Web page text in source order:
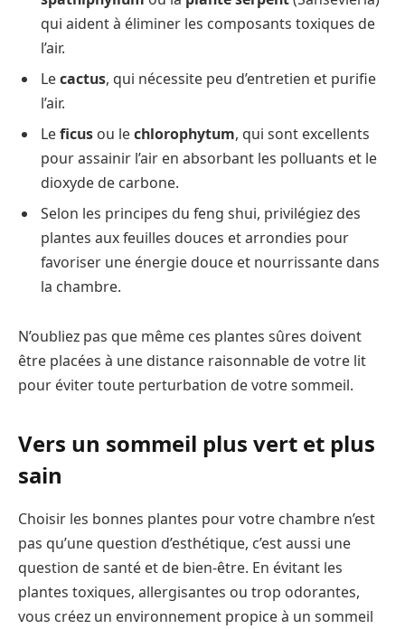
qui aident à éliminer les composants toxiques de
l’air.
Lecactus, qui nécessite peu d’entretien et purifie
l’air.
Leficus ou lechlorophytum, qui sont excellents
pour assainir l’air en absorbant les polluants et le
dioxyde de carbone.
Selon les principes du feng shui, privilégiez des
plantes aux feuilles douces et arrondies pour
favoriser une énergie douce et nourrissante dans
la chambre.
N’oubliez pas que même ces plantes sûres doivent
être placées à une distance raisonnable de votre lit
pour éviter toute perturbation de votre sommeil.
Vers un sommeil plus vert et plus
sain
Choisir les bonnes plantes pour votre chambre n’est
pas qu’une question d’esthétique, c’est aussi une
question de santé et de bien-être. En évitant les
plantes toxiques, allergisantes ou trop odorantes,
vous créez un environnement propice à un sommeil